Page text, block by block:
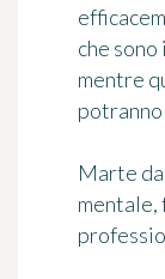
che
mentre
Marte
mentale,